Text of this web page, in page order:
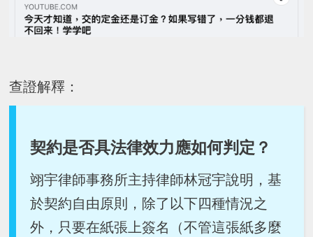
查證解釋：
契約是否具法律效力應如何判定？
翊宇律師事務所主持律師林冠宇說明，基
於契約自由原則，除了以下四種情況之
外，只要在紙張上簽名（不管這張紙多麼